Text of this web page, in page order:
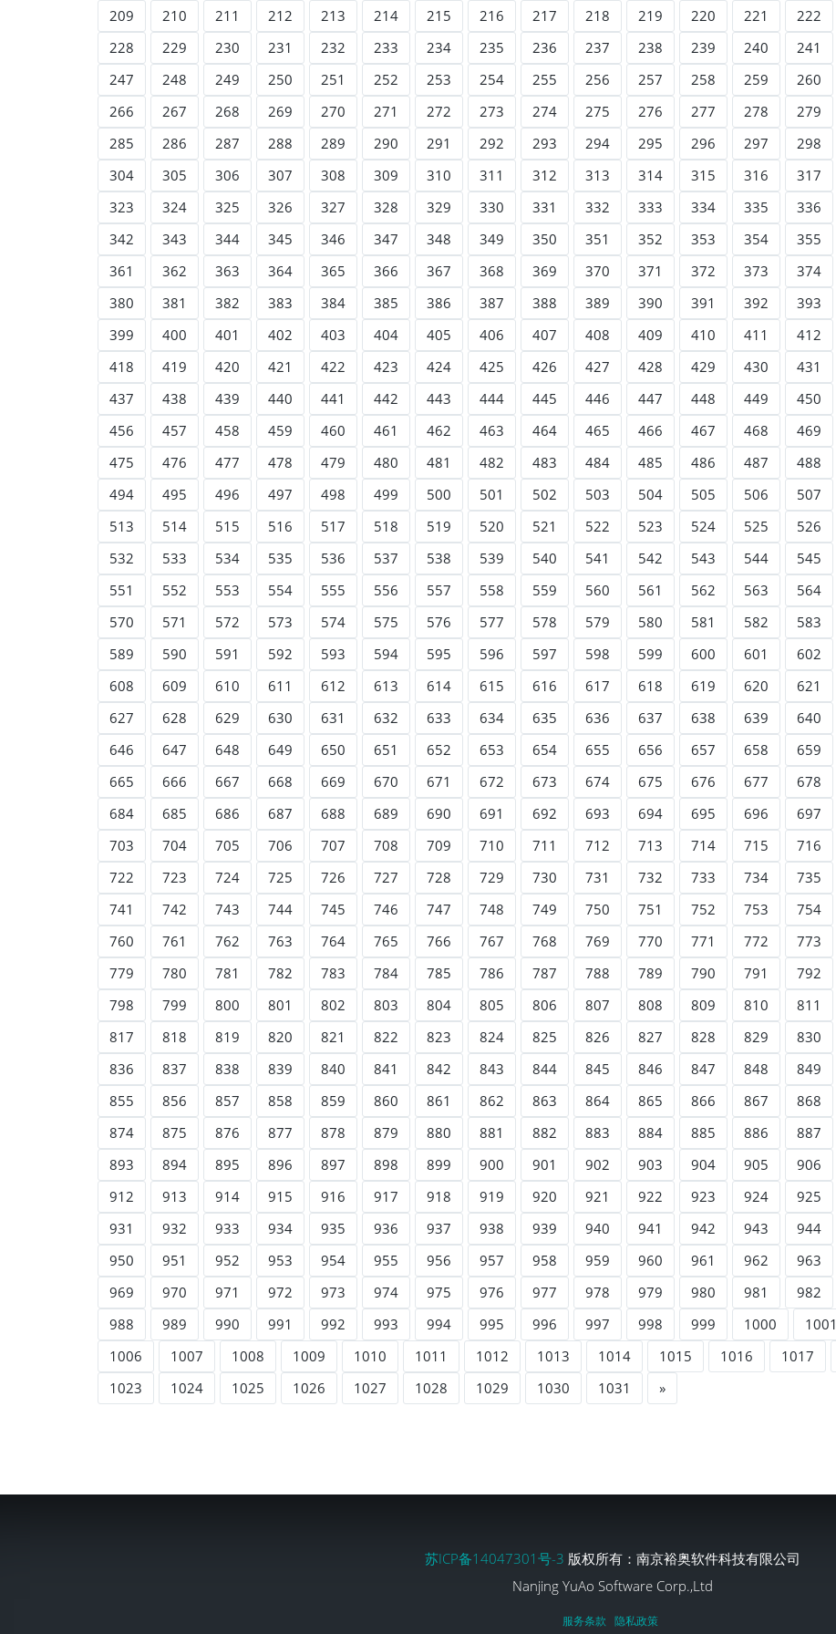
209 210 211 212 213 214 215 216 217 218 219 220 221 222
228
229 230 231 232 233 234 235 236 237 238 239 240 241
247
248 249 250 251 252 253 254 255 256 257 258 259 260
266
267 268 269 270 271 272 273 274 275 276 277 278 279
285
286 287 288 289 290 291 292 293 294 295 296 297 298
304
305 306 307 308 309 310 311 312 313 314 315 316 317
323
324 325 326 327 328 329 330 331 332 333 334 335 336
342
343 344 345 346 347 348 349 350 351 352 353 354 355
361
362 363 364 365 366 367 368 369 370 371 372 373 374
380
381 382 383 384 385 386 387 388 389 390 391 392 393
399
400 401 402 403 404 405 406 407 408 409 410 411 412
418
419 420 421 422 423 424 425 426 427 428 429 430 431
437
438 439 440 441 442 443 444 445 446 447 448 449 450
456
457 458 459 460 461 462 463 464 465 466 467 468 469
475
476 477 478 479 480 481 482 483 484 485 486 487 488
494
495 496 497 498 499 500 501 502 503 504 505 506 507
513
514 515 516 517 518 519 520 521 522 523 524 525 526
532
533 534 535 536 537 538 539 540 541 542 543 544 545
551
552 553 554 555 556 557 558 559 560 561 562 563 564
570
571 572 573 574 575 576 577 578 579 580 581 582 583
589
590 591 592 593 594 595 596 597 598 599 600 601 602
608
609 610 611 612 613 614 615 616 617 618 619 620 621
627
628 629 630 631 632 633 634 635 636 637 638 639 640
646
647 648 649 650 651 652 653 654 655 656 657 658 659
665
666 667 668 669 670 671 672 673 674 675 676 677 678
684
685 686 687 688 689 690 691 692 693 694 695 696 697
703
704 705 706 707 708 709 710 711 712 713 714 715 716
722
723 724 725 726 727 728 729 730 731 732 733 734 735
741
742 743 744 745 746 747 748 749 750 751 752 753 754
760
761 762 763 764 765 766 767 768 769 770 771 772 773
779
780 781 782 783 784 785 786 787 788 789 790 791 792
798
799 800 801 802 803 804 805 806 807 808 809 810 811
817
818 819 820 821 822 823 824 825 826 827 828 829 830
836
837 838 839 840 841 842 843 844 845 846 847 848 849
855
856 857 858 859 860 861 862 863 864 865 866 867 868
874
875 876 877 878 879 880 881 882 883 884 885 886 887
893
894 895 896 897 898 899 900 901 902 903 904 905 906
912
913 914 915 916 917 918 919 920 921 922 923 924 925
931
932 933 934 935 936 937 938 939 940 941 942 943 944
950
951 952 953 954 955 956 957 958 959 960 961 962 963
969
970 971 972 973 974 975 976 977 978 979 980 981 982
988
989 990 991 992 993 994 995 996 997 998 999 1000 1001
1006
1007 1008 1009 1010 1011 1012 1013 1014 1015 1016 1017
1023
1024 1025 1026 1027 1028 1029 1030 1031 »
苏ICP备14047301号-3 版权所有：南京裕奥软件科技有限公司
Nanjing YuAo Software Corp.,Ltd
服务条款 隐私政策